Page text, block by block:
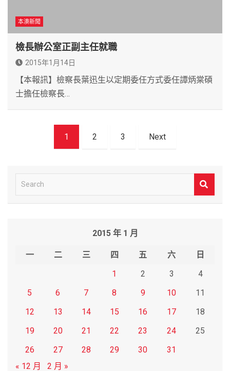
本澳新聞
檢長辦公室正副主任就職
2015年1月14日
【本報訊】檢察長葉迅生以定期委任方式委任譚炳棠碩
士擔任檢察長…
1 2 3 Next
e
2015 年 1 月
一 二 三 四 五 六
日
1
2 3
4
5
6 7 8 9 10
11
12
13 14 15 16 17
18
19
20 21 22 23 24
25
26
27 28 29 30
31
« 12 月
2 月 »